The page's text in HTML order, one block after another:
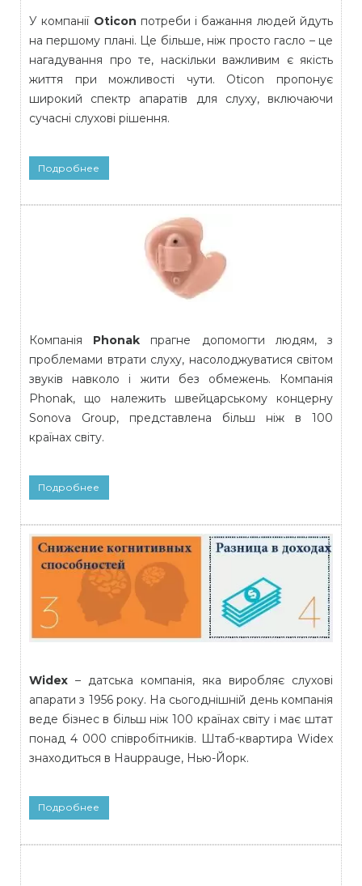
У компанії Oticon потреби і бажання людей йдуть
на першому плані. Це більше, ніж просто гасло – це
нагадування про те, наскільки важливим є якість
життя при можливості чути. Oticon пропонує
широкий спектр апаратів для слуху, включаючи
сучасні слухові рішення.
Подробнее
Компанія Phonak прагне допомогти людям, з
проблемами втрати слуху, насолоджуватися світом
звуків навколо і жити без обмежень. Компанія
Phonak, що належить швейцарському концерну
Sonova Group, представлена більш ніж в 100
країнах світу.
Подробнее
Widex – датська компанія, яка виробляє слухові
апарати з 1956 року. На сьогоднішній день компанія
веде бізнес в більш ніж 100 країнах світу і має штат
понад 4 000 співробітників. Штаб-квартира Widex
знаходиться в Hauppauge, Нью-Йорк.
Подробнее